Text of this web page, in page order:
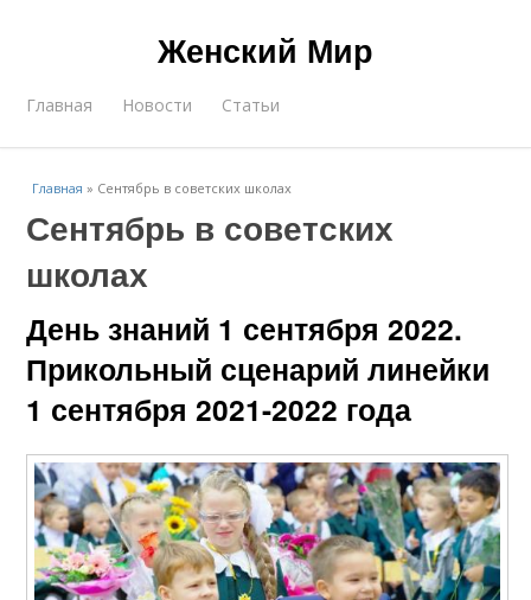
Женский Мир
Главная Новости Статьи
Главная » Сентябрь в советских школах
Сентябрь в советских
школах
День знаний 1 сентября 2022.
Прикольный сценарий линейки
1 сентября 2021-2022 года